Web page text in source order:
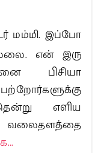
மம்மி. இப்போ
என் இரு
பிசியா
எளிய